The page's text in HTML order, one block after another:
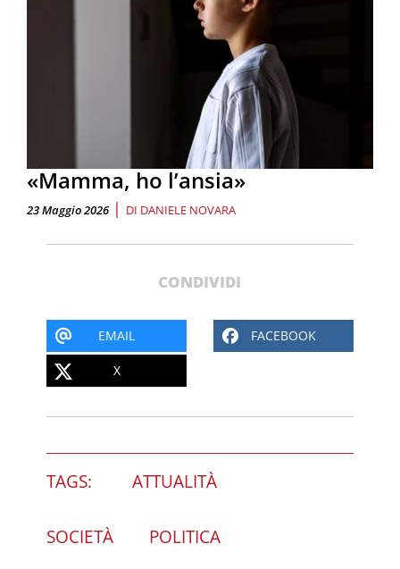
«Mamma, ho l’ansia»
23 Maggio 2026 | DI DANIELE NOVARA
CONDIVIDI
EMAIL FACEBOOK
X
TAGS: ATTUALITÀ
SOCIETÀ POLITICA